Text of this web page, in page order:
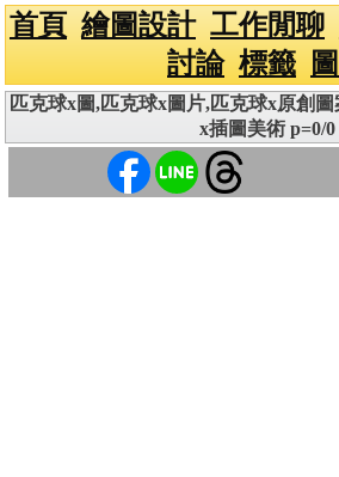
首頁 繪圖設計 工作閒聊
討論 標籤
匹克球x圖,匹克球x圖片,匹克球x原創
x插圖美術 p=0/0